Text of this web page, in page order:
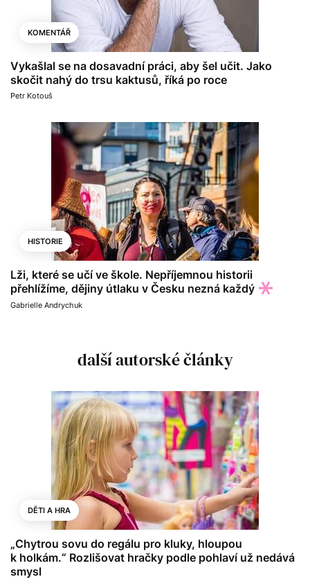
KOMENTÁŘ
Vykašlal se na dosavadní práci, aby šel učit. Jako
skočit nahý do trsu kaktusů, říká po roce
Petr Kotouš
HISTORIE
Lži, které se učí ve škole. Nepříjemnou historii
přehlížíme, dějiny útlaku v Česku nezná každý
Gabrielle Andrychuk
další autorské články
DĚTI A HRA
„Chytrou sovu do regálu pro kluky, hloupou
k holkám.“ Rozlišovat hračky podle pohlaví už nedává
smysl